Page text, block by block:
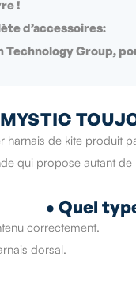
!
d’accessoires:
Group,
harnais de kite produit
qui propose autant
• Quel
correctement.
dorsal.